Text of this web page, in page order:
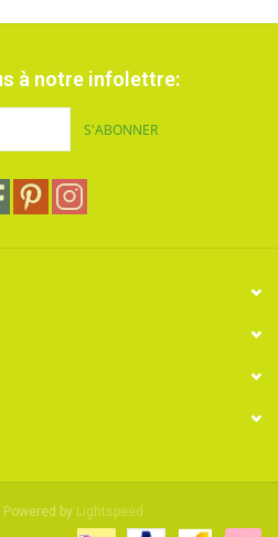
à notre infolettre:
S'ABONNER
by Lightspeed